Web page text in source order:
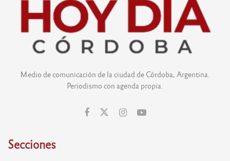
Medio de comunicación de la ciudad de Córdoba, Argentina.
Periodismo con agenda propia.
Secciones